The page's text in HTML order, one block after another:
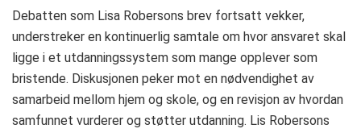
Debatten som Lisa Robersons brev fortsatt vekker,
understreker en kontinuerlig samtale om hvor ansvaret skal
ligge i et utdanningssystem som mange opplever som
bristende. Diskusjonen peker mot en nødvendighet av
samarbeid mellom hjem og skole, og en revisjon av hvordan
samfunnet vurderer og støtter utdanning. Lis Robersons